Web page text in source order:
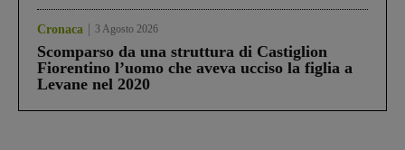
Cronaca 3 Agosto 2026
Scomparso da una struttura di Castiglion
Fiorentino l’uomo che aveva ucciso la figlia a
Levane nel 2020